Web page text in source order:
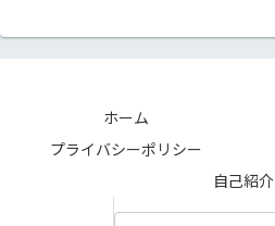
ホーム
プライバシーポリシー
自己紹介